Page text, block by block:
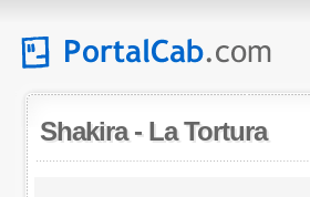
Shakira- La Tortura